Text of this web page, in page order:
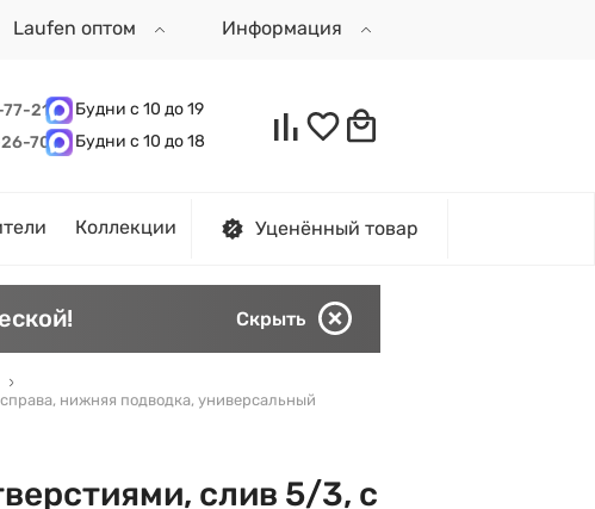
Laufen оптом Информация
21
Будни с 10 до 19
70 Будни с 10 до 18
Коллекции Уценённый товар
Скрыть
нижняя подводка, универсальный
слив 5/3, с